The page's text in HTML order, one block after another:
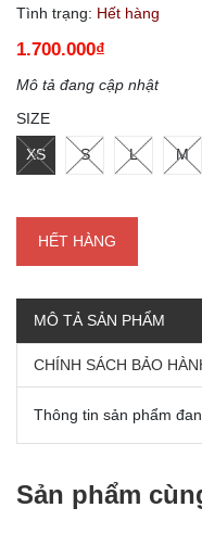
Tình trạng: Hết hàng
1.700.000₫
Mô tả đang cập nhật
SIZE
XS S L M
HẾT HÀNG
MÔ TẢ SẢN PHẨM
CHÍNH SÁCH BẢO
Thông tin sản phẩm
Sản phẩm